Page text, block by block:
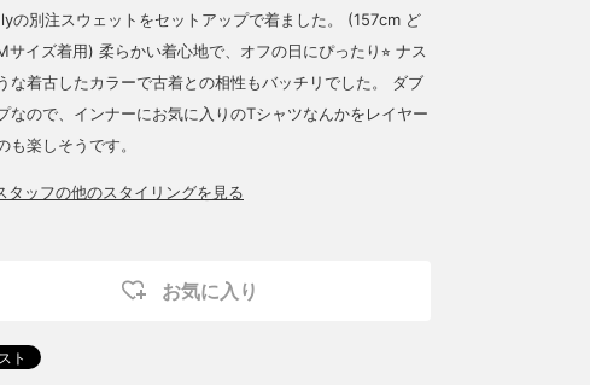
の別注スウェットをセットアップで着ました。 (157cm ど
サイズ着用) 柔らかい着心地で、オフの日にぴったり⭐︎ ナス
な着古したカラーで古着との相性もバッチリでした。 ダブ
なので、インナーにお気に入りのTシャツなんかをレイヤー
も楽しそうです。
タッフの他のスタイリングを見る
お気に入り